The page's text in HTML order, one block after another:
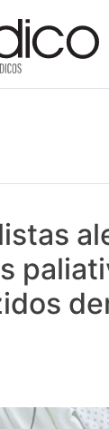
de Todos os
Tudo o que se